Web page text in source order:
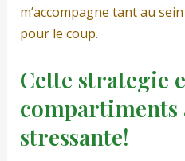
m’accompagne tant au
pour le coup.
Cette strategie
compartiments
stressante!